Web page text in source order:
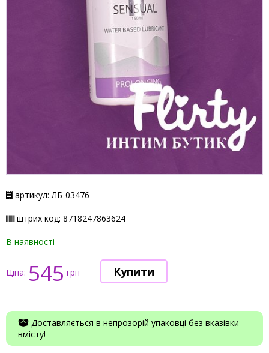
артикул: ЛБ-03476
штрих код: 8718247863624
В наявності
Ціна: 545 грн
Доставляється в непрозорій упаковці без вказівки
вмісту!